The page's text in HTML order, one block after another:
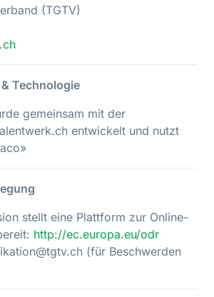
(TGTV)
Technologie
gemeinsam mit der
entwickelt und nutzt
stellt eine Plattform zur Online-
http://ec.europa.eu/odr
(für Beschwerden